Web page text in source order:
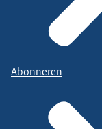
Abonneren